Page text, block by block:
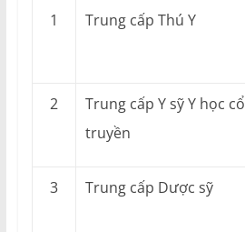
1 Trung cấp Thú Y
2
Trung cấp Y sỹ Y học cổ
truyền
3 Trung cấp Dược sỹ